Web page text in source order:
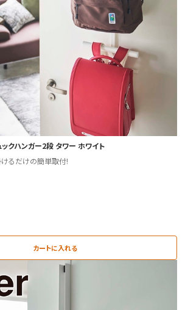
クハンガー2段 タワー ホワイト
けるだけの簡単取付!
カートに入れる